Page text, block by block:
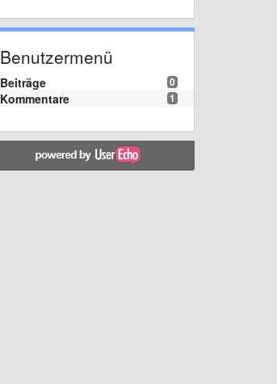
Benutzermenü
0
Beiträge
1
Kommentare